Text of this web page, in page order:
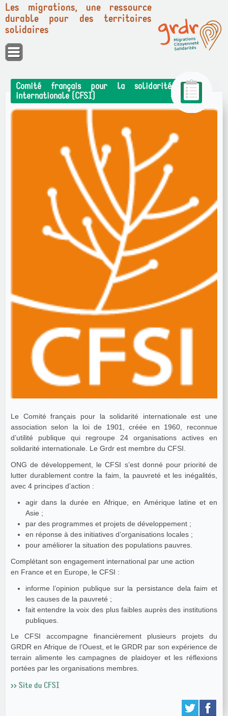
Panneau de gestion des cookies
Les migrations, une ressource
durable pour des territoires
solidaires
Comité français pour la solidarité
internationale (CFSI)
Le Comité français pour la solidarité internationale est une
association selon la loi de 1901, créée en 1960, reconnue
d’utilité publique qui regroupe 24 organisations actives en
solidarité internationale. Le Grdr est membre du CFSI.
ONG de développement, le CFSI s’est donné pour priorité de
lutter durablement contre la faim, la pauvreté et les inégalités,
avec 4 principes d’action :
agir dans la durée en Afrique, en Amérique latine et en
Asie ;
par des programmes et projets de développement ;
en réponse à des initiatives d’organisations locales ;
pour améliorer la situation des populations pauvres.
Complétant son engagement international par une action
en France et en Europe, le CFSI :
informe l’opinion publique sur la persistance dela faim et
les causes de la pauvreté ;
fait entendre la voix des plus faibles auprès des institutions
publiques.
Le CFSI accompagne financièrement plusieurs projets du
GRDR en Afrique de l’Ouest, et le GRDR par son expérience de
terrain alimente les campagnes de plaidoyer et les réflexions
portées par les organisations membres.
>> Site du CFSI